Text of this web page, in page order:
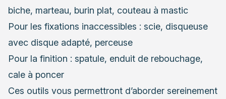
biche, marteau, burin plat, couteau à mastic
Pour les fixations inaccessibles : scie, disqueuse
avec disque adapté, perceuse
Pour la finition : spatule, enduit de rebouchage,
cale à poncer
Ces outils vous permettront d’aborder sereinement